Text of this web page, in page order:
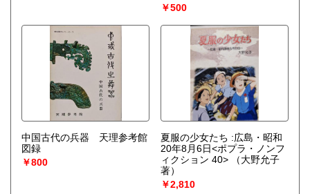
￥500
中国古代の兵器 天理参考館
図録
￥800
夏服の少女たち :広島・昭和
20年8月6日<ポプラ・ノンフ
ィクション 40>
（大野允子
著）
￥2,810